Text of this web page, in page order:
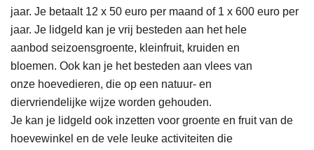
jaar. Je betaalt 12 x 50 euro per maand of 1 x 600 euro per
jaar. Je lidgeld kan je vrij besteden aan het hele
aanbod seizoensgroente, kleinfruit, kruiden en
bloemen. Ook kan je het besteden aan vlees van
onze hoevedieren, die op een natuur- en
diervriendelijke wijze worden gehouden.
Je kan je lidgeld ook inzetten voor groente en fruitvan de
hoevewinkel en de vele leuke activiteiten die